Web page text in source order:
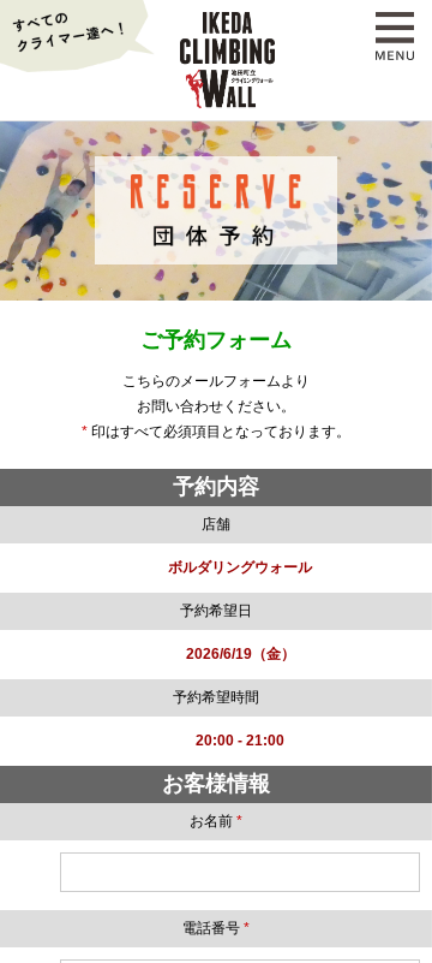
ご予約フォーム
こちらのメールフォームより
お問い合わせください。
* 印はすべて必須項目となっております。
予約内容
店舗
ボルダリングウォール
予約希望日
2026/6/19（金）
予約希望時間
20:00 - 21:00
お客様情報
お名前 *
電話番号 *